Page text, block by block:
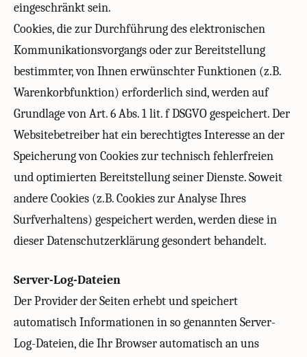
eingeschränkt sein.
Cookies, die zur Durchführung des elektronischen
Kommunikationsvorgangs oder zur Bereitstellung
bestimmter, von Ihnen erwünschter Funktionen (z.B.
Warenkorbfunktion) erforderlich sind, werden auf
Grundlage von Art. 6 Abs. 1 lit. f DSGVO gespeichert. Der
Websitebetreiber hat ein berechtigtes Interesse an der
Speicherung von Cookies zur technisch fehlerfreien
und optimierten Bereitstellung seiner Dienste. Soweit
andere Cookies (z.B. Cookies zur Analyse Ihres
Surfverhaltens) gespeichert werden, werden diese in
dieser Datenschutzerklärung gesondert behandelt.
Server-Log-Dateien
Der Provider der Seiten erhebt und speichert
automatisch Informationen in so genannten Server-
Log-Dateien, die Ihr Browser automatisch an uns